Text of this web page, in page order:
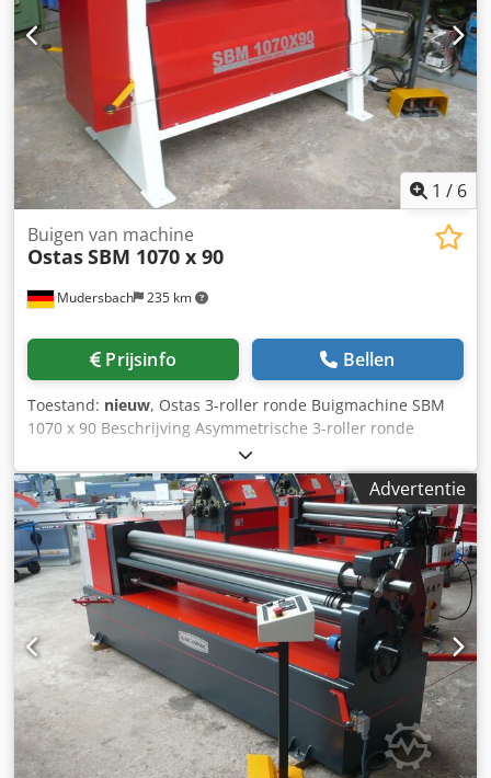
1 / 6
Mudersbach 235 km
Buigen van machine
OstasSBM 1070 x 90
Prijsinfo Bellen
Toestand: nieuw, Ostas 3-roller ronde Buigmachine SBM
1070 x 90 Beschrijving Asymmetrische 3-roller ronde
Buigmachine met gemotoriseerde aandrijving geharde
rollers Dodpod Rw Rcjfx Aixsck Bovenste roller kan worden
zwenkt Conische buig inrichting Voetschakelaar
Technische Details Breedte vel: 1070 mm Plaatdikte: 2,5
mm Rollengte: 1070 mm Diameter van de Wals: 90,0 mm
kleinste buig diameter: 135,0 mm Motorvermogen: 1,1 kW
Afmetingen L-W-H: 1350 x 760 x 1250 mm Gewicht: 350 kg
Advertentie